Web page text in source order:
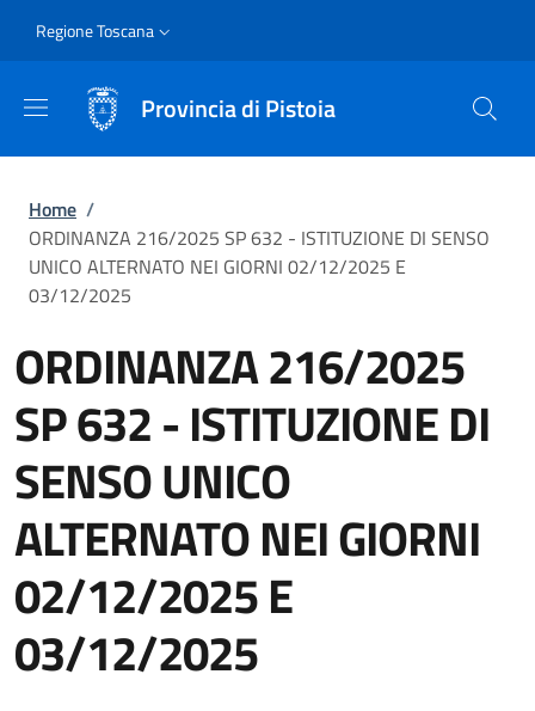
Slim
Regione Toscana
Provincia di Pistoia
Briciole di pane
Home /
ORDINANZA 216/2025 SP 632 - ISTITUZIONE DI SENSO
UNICO ALTERNATO NEI GIORNI 02/12/2025 E
03/12/2025
ORDINANZA 216/2025
SP 632 - ISTITUZIONE DI
SENSO UNICO
ALTERNATO NEI GIORNI
02/12/2025 E
03/12/2025